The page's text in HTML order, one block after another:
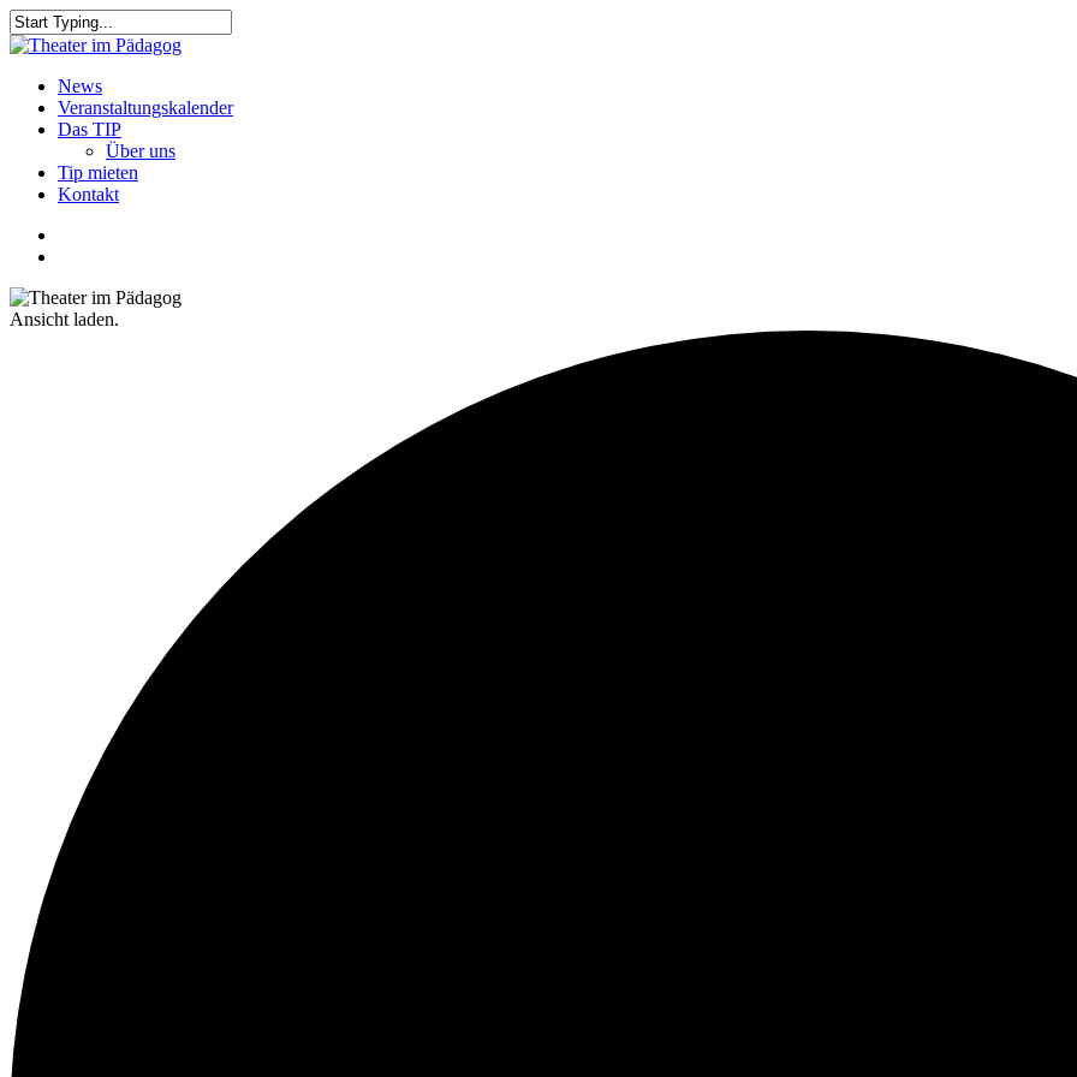
Skip
to
content
Close
search
Menu
News
Veranstaltungskalender
Das TIP
Über uns
Tip mieten
Kontakt
Ansicht laden.